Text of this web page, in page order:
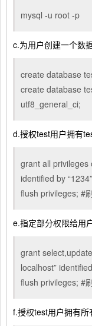
mysql -u root -p
c.为用户创建一个数
create database
create database
utf8_general_ci;
d.授权test用户拥有
grant all privileges
identified by
flush privileges; #
e.指定部分权限给用
grant
localhost”
flush privileges; #
f.授权test用户拥有